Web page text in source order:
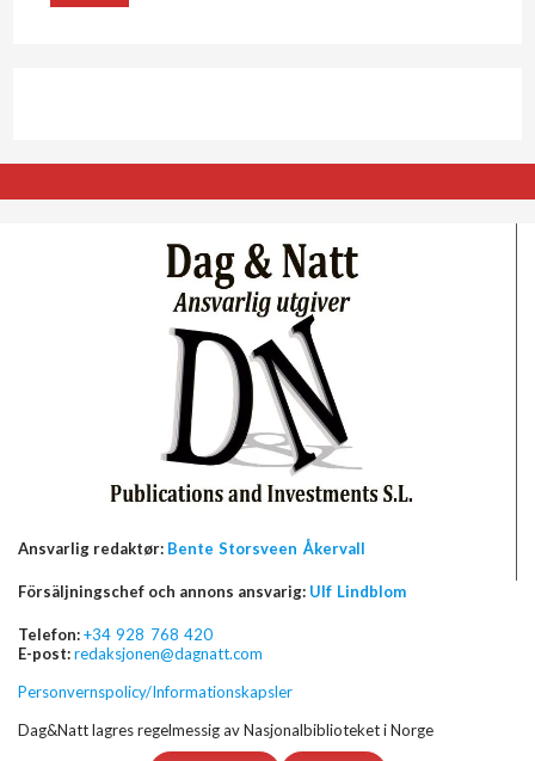
Ansvarlig redaktør: Bente Storsveen Åkervall
Försäljningschef och annons ansvarig: Ulf Lindblom
Telefon:+34 928 768 420
E-post:redaksjonen@dagnatt.com
Personvernspolicy/Informationskapsler
Dag&Natt lagres regelmessig av Nasjonalbiblioteket i Norge